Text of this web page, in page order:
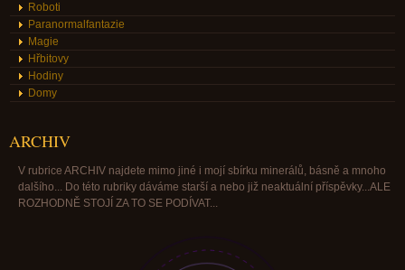
Roboti
Paranormalfantazie
Magie
Hřbitovy
Hodiny
Domy
ARCHIV
V rubrice ARCHIV najdete mimo jiné i mojí sbírku minerálů, básně a mnoho
dalšího... Do této rubriky dáváme starší a nebo již neaktuální příspěvky...ALE
ROZHODNĚ STOJÍ ZA TO SE PODÍVAT...